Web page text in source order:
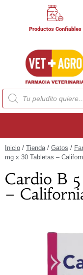
Productos Confiables
Inicio / Tienda/ Gatos /
mg x 30 Tabletas –
Cardio B
–